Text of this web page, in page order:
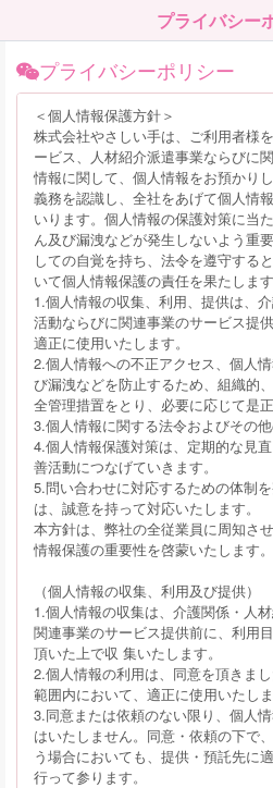
プライバシー
プライバシーポリシー
＜個人情報保護方針＞
株式会社やさしい手は、ご利用者様
ービス、人材紹介派遣事業ならびに
情報に関して、個人情報をお預かり
義務を認識し、全社をあげて個人情
いります。個人情報の保護対策に当
ん及び漏洩などが発生しないよう重
しての自覚を持ち、法令を遵守する
いて個人情報保護の責任を果たします
1.個人情報の収集、利用、提供は、
活動ならびに関連事業のサービス提
適正に使用いたします。
2.個人情報への不正アクセス、個人
び漏洩などを防止するため、組織的
全管理措置をとり、必要に応じて是
3.個人情報に関する法令およびその
4.個人情報保護対策は、定期的な見
善活動につなげていきます。
5.問い合わせに対応するための体制
は、誠意を持って対応いたします。
本方針は、弊社の全従業員に周知さ
情報保護の重要性を啓蒙いたします。
（個人情報の収集、利用及び提供）
1.個人情報の収集は、介護関係・人
関連事業のサービス提供前に、利用
頂いた上で収 集いたします。
2.個人情報の利用は、同意を頂きま
範囲内において、適正に使用いたしま
3.同意または依頼のない限り、個人
はいたしません。同意・依頼の下で
う場合においても、提供・預託先に
行って参ります。